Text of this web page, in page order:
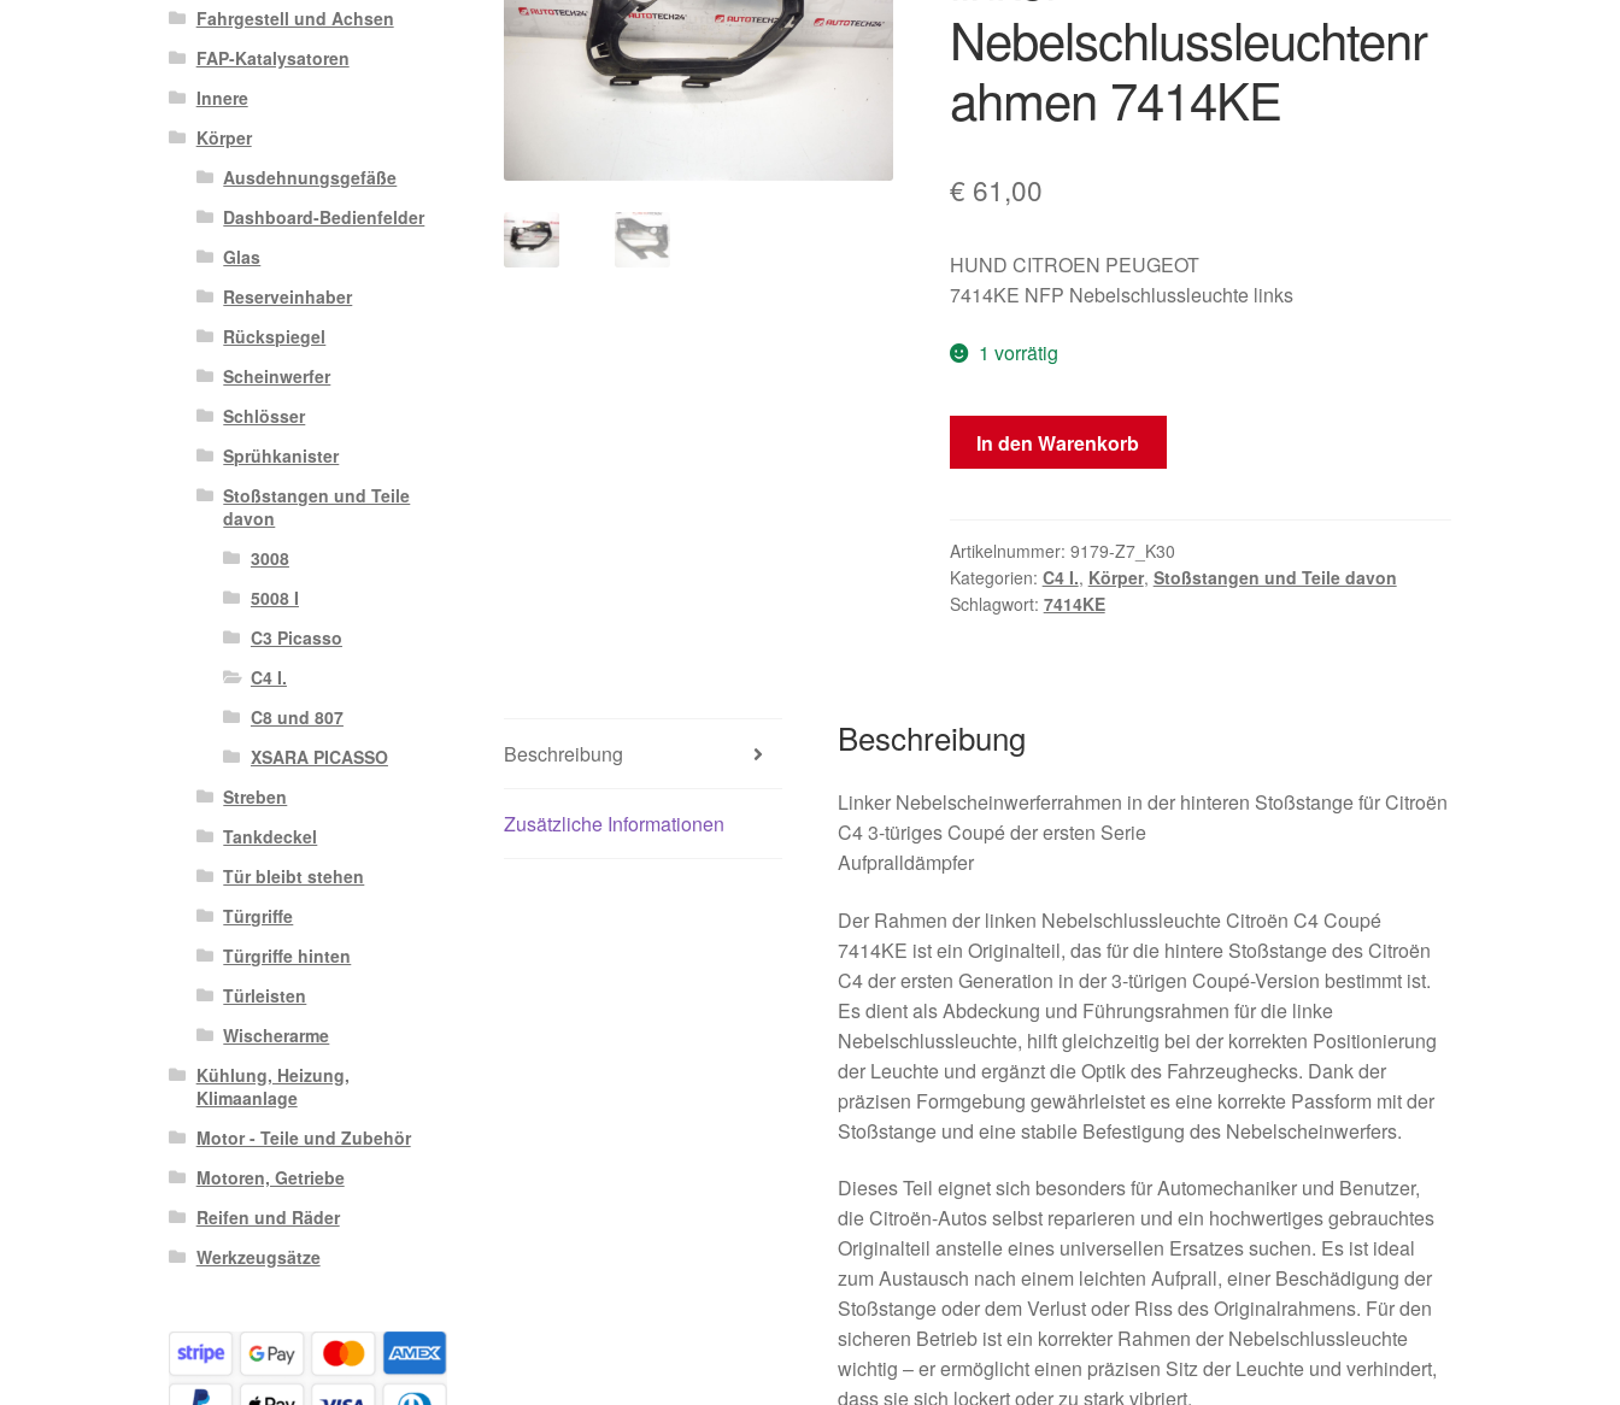
Nebelschlussleuchtenr
ahmen 7414KE
€ 61,00
HUND CITROEN PEUGEOT
7414KE NFP Nebelschlussleuchte links
1 vorrätig
Citroën
Nebelschlussleuchtenrahmen
7414KE
Menge
In den Warenkorb
Artikelnummer: 9179-Z7_K30
Kategorien: C4 I., Körper, Stoßstangen und Teile davon
Schlagwort: 7414KE
Beschreibung
Zusätzliche Informationen
Beschreibung
Linker Nebelscheinwerferrahmen in der hinteren Stoßstange für Citroën
C4 3-türiges Coupé der ersten Serie
Aufpralldämpfer
Der Rahmen der linken Nebelschlussleuchte Citroën C4 Coupé
7414KE ist ein Originalteil, das für die hintere Stoßstange des Citroën
C4 der ersten Generation in der 3-türigen Coupé-Version bestimmt ist.
Es dient als Abdeckung und Führungsrahmen für die linke
Nebelschlussleuchte, hilft gleichzeitig bei der korrekten Positionierung
der Leuchte und ergänzt die Optik des Fahrzeughecks. Dank der
präzisen Formgebung gewährleistet es eine korrekte Passform mit der
Stoßstange und eine stabile Befestigung des Nebelscheinwerfers.
Dieses Teil eignet sich besonders für Automechaniker und Benutzer,
die Citroën-Autos selbst reparieren und ein hochwertiges gebrauchtes
Originalteil anstelle eines universellen Ersatzes suchen. Es ist ideal
zum Austausch nach einem leichten Aufprall, einer Beschädigung der
Stoßstange oder dem Verlust oder Riss des Originalrahmens. Für den
sicheren Betrieb ist ein korrekter Rahmen der Nebelschlussleuchte
wichtig – er ermöglicht einen präzisen Sitz der Leuchte und verhindert,
dass sie sich lockert oder zu stark vibriert.
Fahrgestell und Achsen
FAP-Katalysatoren
Innere
Körper
Ausdehnungsgefäße
Dashboard-Bedienfelder
Glas
Reserveinhaber
Rückspiegel
Scheinwerfer
Schlösser
Sprühkanister
Stoßstangen und Teile
davon
3008
5008 I
C3 Picasso
C4 I.
C8 und 807
XSARA PICASSO
Streben
Tankdeckel
Tür bleibt stehen
Türgriffe
Türgriffe hinten
Türleisten
Wischerarme
Kühlung, Heizung,
Klimaanlage
Motor - Teile und Zubehör
Motoren, Getriebe
Reifen und Räder
Werkzeugsätze